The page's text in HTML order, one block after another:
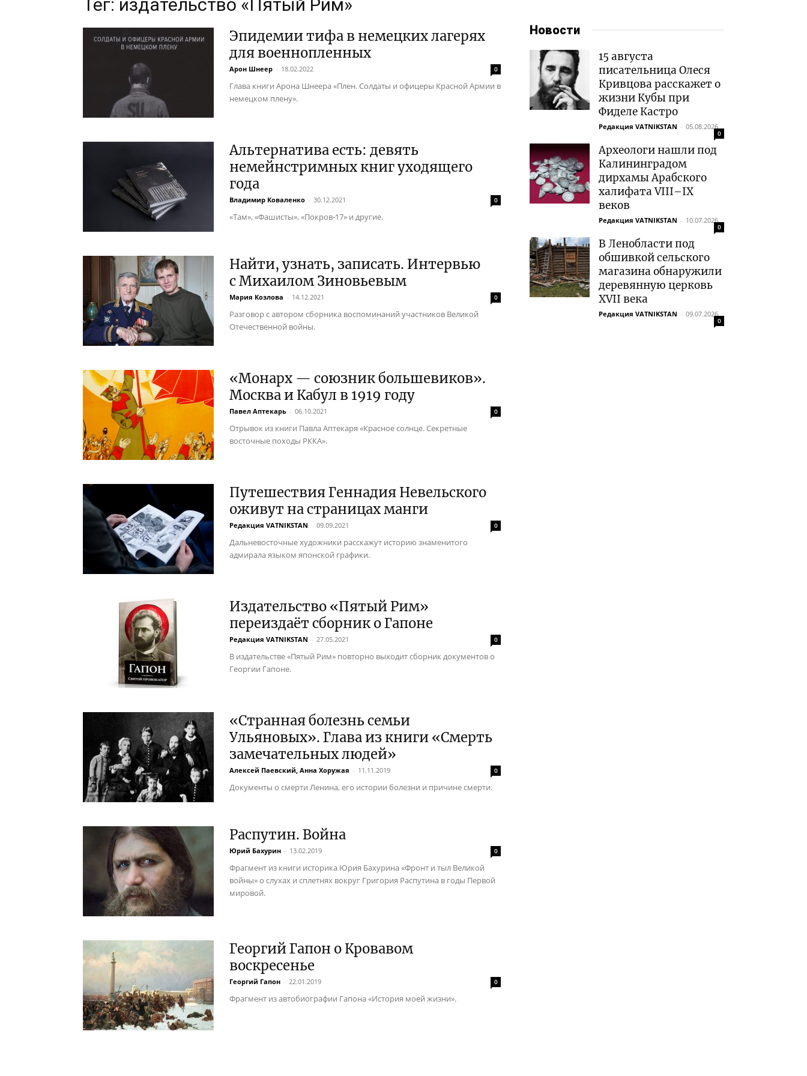
Тег: издательство «Пятый Рим»
Эпидемии тифа в немецких лагерях
для военнопленных
Арон Шнеер - 18.02.2022 0
Глава книги Арона Шнеера «Плен. Солдаты и офицеры Красной Армии в
немецком плену».
Альтернатива есть: девять
немейнстримных книг уходящего
года
Владимир Коваленко - 30.12.2021 0
«Там», «Фашисты», «Покров-17» и другие.
Найти, узнать, записать. Интервью
с Михаилом Зиновьевым
Мария Козлова - 14.12.2021 0
Разговор с автором сборника воспоминаний участников Великой
Отечественной войны.
«Монарх — союзник большевиков».
Москва и Кабул в 1919 году
Павел Аптекарь - 06.10.2021 0
Отрывок из книги Павла Аптекаря «Красное солнце. Секретные
восточные походы РККА».
Путешествия Геннадия Невельского
оживут на страницах манги
Редакция VATNIKSTAN - 09.09.2021 0
Дальневосточные художники расскажут историю знаменитого
адмирала языком японской графики.
Издательство «Пятый Рим»
переиздаёт сборник о Гапоне
Редакция VATNIKSTAN - 27.05.2021 0
В издательстве «Пятый Рим» повторно выходит сборник документов о
Георгии Гапоне.
«Странная болезнь семьи
Ульяновых». Глава из книги «Смерть
замечательных людей»
Алексей Паевский, Анна Хоружая - 11.11.2019 0
Документы о смерти Ленина, его истории болезни и причине смерти.
Распутин. Война
Юрий Бахурин - 13.02.2019 0
Фрагмент из книги историка Юрия Бахурина «Фронт и тыл Великой
войны» о слухах и сплетнях вокруг Григория Распутина в годы Первой
мировой.
Георгий Гапон о Кровавом
воскресенье
Георгий Гапон - 22.01.2019 0
Фрагмент из автобиографии Гапона «История моей жизни».
Новости
15 августа
писательница Олеся
Кривцова расскажет о
жизни Кубы при
Фиделе Кастро
Редакция VATNIKSTAN - 05.08.2026
0
Археологи нашли под
Калининградом
дирхамы Арабского
халифата VIII–IX
веков
Редакция VATNIKSTAN - 10.07.2026
0
В Ленобласти под
обшивкой сельского
магазина обнаружили
деревянную церковь
XVII века
Редакция VATNIKSTAN - 09.07.2026
0